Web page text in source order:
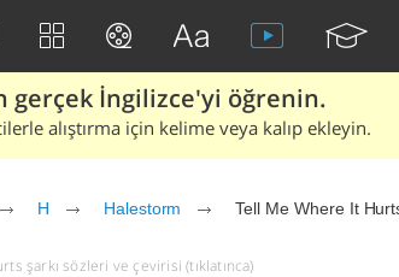
gerçek İngilizce'yi öğrenin.
alıştırma için kelime veya kalıp ekleyin.
H Halestorm Tell Me Where It
şarkı sözleri ve çevirisi (tıklatınca)